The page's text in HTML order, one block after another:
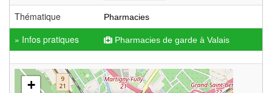
Thématique Pharmacies
» Infos pratiques Pharmacies de garde à Valais
+